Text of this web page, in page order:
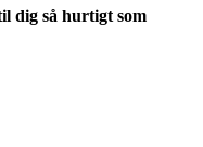
dig så hurtigt som